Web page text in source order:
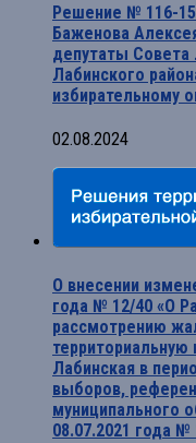
Решение № 116-
Баженова
депутаты Совета
Лабинского
избирательному
02.08.2024
О внесении
года № 12/40 «О
рассмотрению
Лабинская в
выборов,
муниципального
08.07.2021 года №